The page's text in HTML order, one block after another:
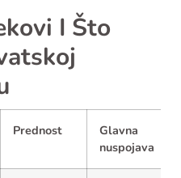
I Što
Prednost
Glavna
nuspojava